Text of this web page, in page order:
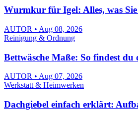
Wurmkur für Igel: Alles, was
AUTOR • Aug 08, 2026
Reinigung & Ordnung
Bettwäsche Maße: So findest
AUTOR • Aug 07, 2026
Werkstatt & Heimwerken
Dachgiebel einfach erklärt: